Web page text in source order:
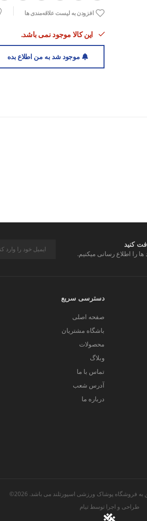
افزودن به لیست علاقه‌مندی ها
این کالا موجود نمی باشد.
موجود شد به من اطلاع بده
کنید
ها را اطلاع رسانی میکنیم.
دسترسی سریع
صفحه اصلی
باشگاه مشتریان
محصولات
وبلاگ
تماس با ما
آدرس شعب
درباره ما
فروشگاه پوشاک ورزشی اسپورتلند می باشد. 2026©
طراحی و اجرا توسطتیام